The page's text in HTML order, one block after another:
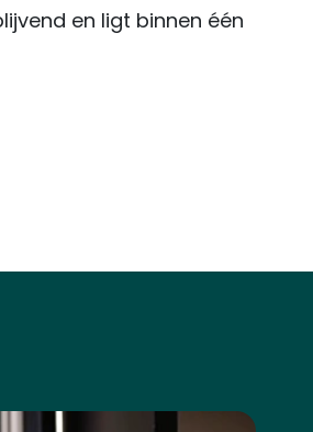
en ligt binnen één